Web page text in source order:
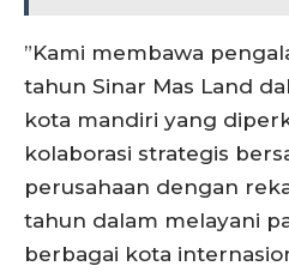
”Kami membawa
tahun Sinar Mas Land
kota mandiri yang
kolaborasi strategis
perusahaan dengan
tahun dalam melayani
berbagai kota